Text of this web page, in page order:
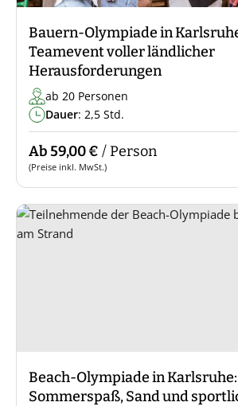
Bauern-Olympiade in
Teamevent voller ländlicher
Herausforderungen
ab 20 Personen
Dauer: 2,5 Std.
Ab 59,00 € / Person
(Preise inkl. MwSt.)
Beach-Olympiade in Karlsruhe:
Sommerspaß, Sand und